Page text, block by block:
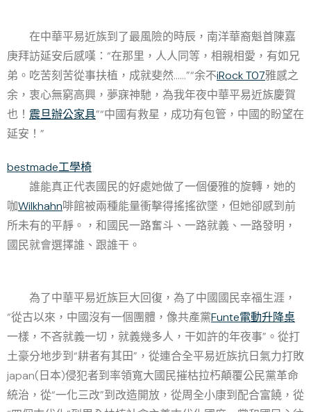
在中華平易近族到了最風險的時辰，南洋華裔魁首陳嘉
庚拜訪延安后感嘆：“在那里，人人同等，相親相愛，有如兄
弟。吃苦刻苦從事扶植，成就斐然……”“余不iRock T07雅感之
余，衷心無窮高興，夢寐神馳，為我年夜中華平易近族慶賀
也！ 震旦辦公家具”“中國有救星，成功有包管，中國的盼望在
延安！”
bestmade工學椅
誰能真正代表國民的好處她做了一個優雅的旋轉，她的
咖Wilkhahn啡館被兩種能量衝擊得搖搖欲墜，但她卻感到前
所未有的平靜。，和國民一路奮斗、一路就義、一路發明，
國民就會選擇誰、跟誰干。
為了中華平易近族巨大回復，為了中國國民幸福生涯，
“從古以來，中國沒有一個團體，像共產黨Funte電動升降桌
一樣，不吝就義一切，就義幾多人，干如許的年夜事”。從打
土豪分地步到“耕者有其田”，從連合全平易近族抗日氣力打敗
japan(日本)侵犯者到率領寬大國民摧枯拉朽顛覆公民黨革命
統治，從“一化三改”到改造開放，從周全小康到配合富饒，從